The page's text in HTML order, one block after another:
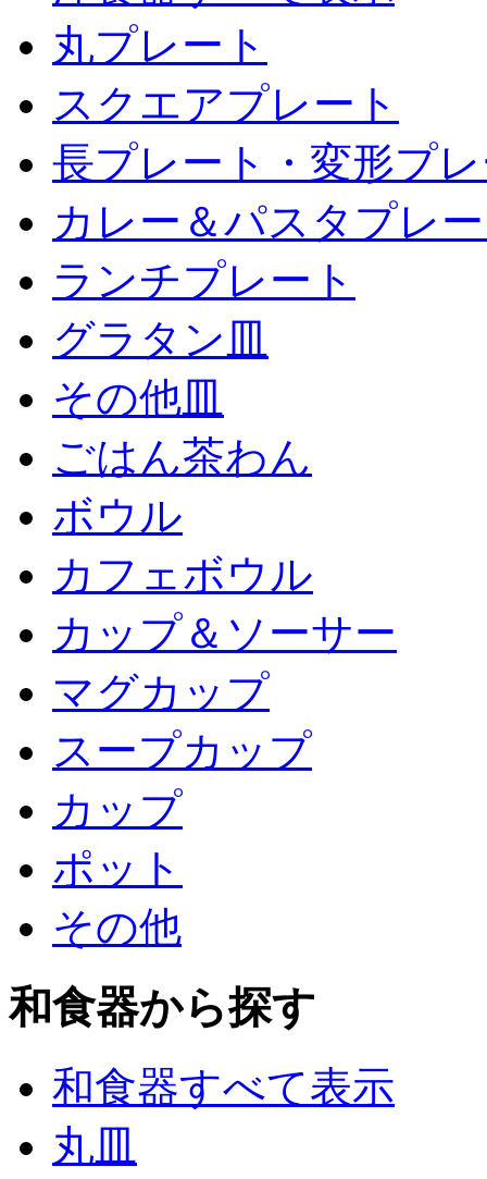
丸プレート
スクエアプレート
長プレート・変形プ
カレー＆パスタプレ
ランチプレート
グラタン皿
その他皿
ごはん茶わん
ボウル
カフェボウル
カップ＆ソーサー
マグカップ
スープカップ
カップ
ポット
その他
和食器から探す
和食器すべて表示
丸皿